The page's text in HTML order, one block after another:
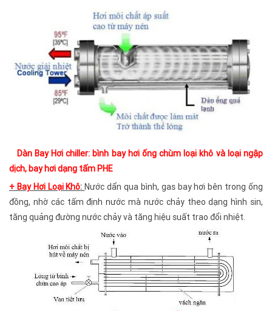
Dàn Bay Hơi chiller: bình bay hơi ống chùm loại khô và loại ngập
dịch, bay hơi dạng tấm PHE
+ Bay Hơi Loại Khô:Nước dẩn qua bình, gas bay hơi bên trong ống
đồng, nhờ các tấm định nước mà nước chảy theo dạng hình sin,
tăng quảng đường nước chảy và tăng hiệu suất trao đổi nhiệt.